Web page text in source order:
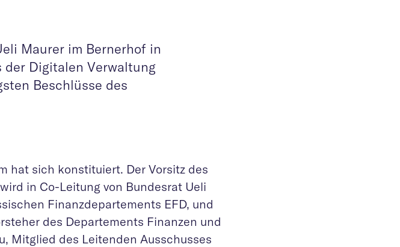
Maurer im Bernerhof in
der Digitalen Verwaltung
Beschlüsse des
hat sich konstituiert. Der Vorsitz des
in Co-Leitung von Bundesrat Ueli
Finanzdepartements EFD, und
des Departements Finanzen und
Mitglied des Leitenden Ausschusses